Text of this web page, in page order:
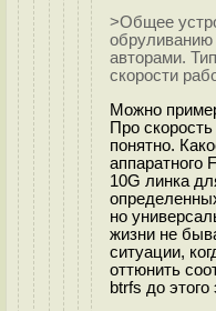
>Общее
авторами.
скорости
Можно
Про
понятно.
аппаратного
10G линка
но
жизни не
ситуации,
оттюнить
btrfs до